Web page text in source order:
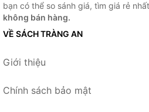
bạn có thể so sánh giá, tìm giá rẻ
không bán hàng.
VỀ SÁCH TRÀNG AN
Giới thiệu
Chính sách bảo mật